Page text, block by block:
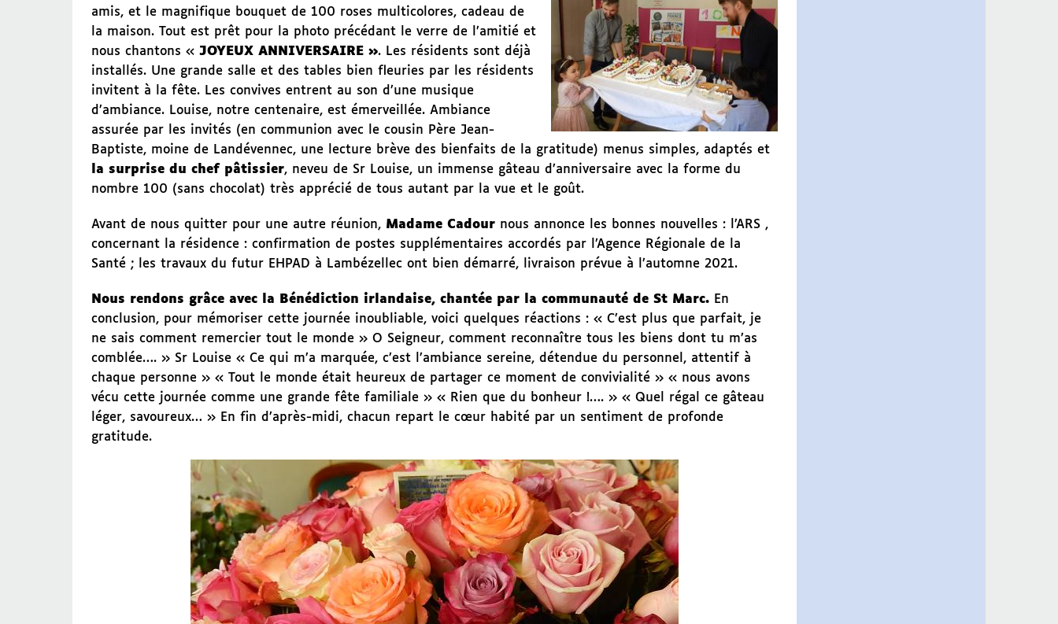
amis, et le magnifique bouquet de 100 roses multicolores, cadeau de
la maison. Tout est prêt pour la photo précédant le verre de l’amitié et
nous chantons « JOYEUX ANNIVERSAIRE ». Les résidents sont déjà
installés. Une grande salle et des tables bien fleuries par les résidents
invitent à la fête. Les convives entrent au son d’une musique
d’ambiance. Louise, notre centenaire, est émerveillée. Ambiance
assurée par les invités (en communion avec le cousin Père Jean-
Baptiste, moine de Landévennec, une lecture brève des bienfaits de la gratitude) menus simples, adaptés et
la surprise du chef pâtissier, neveu de Sr Louise, un immense gâteau d’anniversaire avec la forme du
nombre 100 (sans chocolat) très apprécié de tous autant par la vue et le goût.
Avant de nous quitter pour une autre réunion, Madame Cadour nous annonce les bonnes nouvelles : l’ARS ,
concernant la résidence : confirmation de postes supplémentaires accordés par l’Agence Régionale de la
Santé ; les travaux du futur EHPAD à Lambézellec ont bien démarré, livraison prévue à l’automne 2021.
Nous rendons grâce avec la Bénédiction irlandaise, chantée par la communauté de St Marc. En
conclusion, pour mémoriser cette journée inoubliable, voici quelques réactions : « C’est plus que parfait, je
ne sais comment remercier tout le monde » O Seigneur, comment reconnaître tous les biens dont tu m’as
comblée…. » Sr Louise « Ce qui m’a marquée, c’est l’ambiance sereine, détendue du personnel, attentif à
chaque personne » « Tout le monde était heureux de partager ce moment de convivialité » « nous avons
vécu cette journée comme une grande fête familiale » « Rien que du bonheur !…. » « Quel régal ce gâteau
léger, savoureux… » En fin d’après-midi, chacun repart le cœur habité par un sentiment de profonde
gratitude.